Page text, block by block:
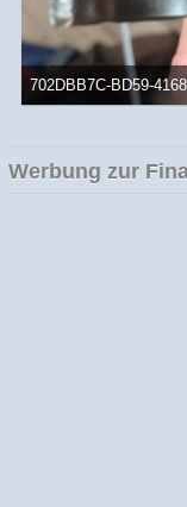
702DBB7C-BD59-
366,14 kB, 1.920×1.080,
Werbung zur